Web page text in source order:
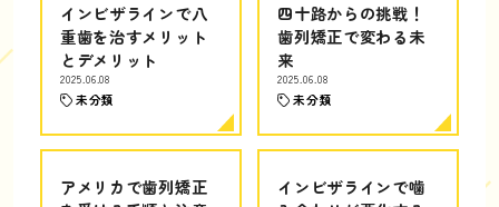
インビザラインで八
重歯を治すメリット
とデメリット
2025.06.08
未分類
四十路からの挑戦！
歯列矯正で変わる未
来
2025.06.08
未分類
アメリカで歯列矯正
インビザラインで噛